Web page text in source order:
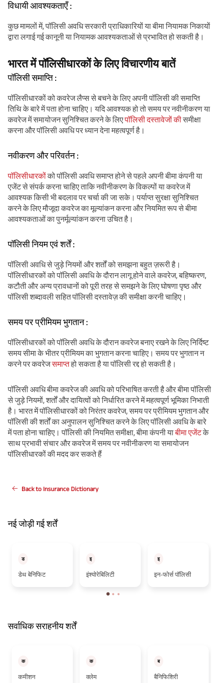
विधायी आवश्यकताएँ :
कुछ मामलों में, पॉलिसी अवधि सरकारी प्राधिकारियों या बीमा नियामक निकायों
द्वारा लगाई गई कानूनी या नियामक आवश्यकताओं से प्रभावित हो सकती है।
भारत में पॉलिसीधारकों के लिए विचारणीय बातें
पॉलिसी समाप्ति :
पॉलिसीधारकों को कवरेज लैप्स से बचने के लिए अपनी पॉलिसी की समाप्ति
तिथि के बारे में पता होना चाहिए। यदि आवश्यक हो तो समय पर नवीनीकरण या
कवरेज में समायोजन सुनिश्चित करने के लिएपॉलिसी दस्तावेजों कीसमीक्षा
करना और पॉलिसी अवधि पर ध्यान देना महत्वपूर्ण है।
नवीकरण और परिवर्तन :
पॉलिसीधारकोंको पॉलिसी अवधि समाप्त होने से पहले अपनी बीमा कंपनी या
एजेंट से संपर्क करना चाहिए ताकि नवीनीकरण के विकल्पों या कवरेज में
आवश्यक किसी भी बदलाव पर चर्चा की जा सके। पर्याप्त सुरक्षा सुनिश्चित
करने के लिए मौजूदा कवरेज का मूल्यांकन करना और नियमित रूप से बीमा
आवश्यकताओं का पुनर्मूल्यांकन करना उचित है।
पॉलिसी नियम एवं शर्तें :
पॉलिसी अवधि से जुड़े नियमों और शर्तों को समझना बहुत ज़रूरी है।
पॉलिसीधारकों को पॉलिसी अवधि के दौरान लागू होने वाले कवरेज, बहिष्करण,
कटौती और अन्य प्रावधानों को पूरी तरह से समझने के लिए घोषणा पृष्ठ और
पॉलिसी शब्दावली सहित पॉलिसी दस्तावेज़ की समीक्षा करनी चाहिए।
समय पर प्रीमियम भुगतान :
पॉलिसीधारकों को पॉलिसी अवधि के दौरान कवरेज बनाए रखने के लिए निर्दिष्ट
समय सीमा के भीतर प्रीमियम का भुगतान करना चाहिए। समय पर भुगतान न
करने पर कवरेजसमाप्तहो सकता है या पॉलिसी रद्द हो सकती है।
पॉलिसी अवधि बीमा कवरेज की अवधि को परिभाषित करती है और बीमा पॉलिसी
से जुड़े नियमों, शर्तों और दायित्वों को निर्धारित करने में महत्वपूर्ण भूमिका निभाती
है। भारत में पॉलिसीधारकों को निरंतर कवरेज, समय पर प्रीमियम भुगतान और
पॉलिसी की शर्तों का अनुपालन सुनिश्चित करने के लिए पॉलिसी अवधि के बारे
में पता होना चाहिए। पॉलिसी की नियमित समीक्षा, बीमा कंपनी याबीमा एजेंटके
साथ प्रभावी संचार और कवरेज में समय पर नवीनीकरण या समायोजन
पॉलिसीधारकों की मदद कर सकते हैं
Back to Insurance Dictionary
नई जोड़ी गई शर्तें
ड
डेथ बेनिफिट
इ
इंश्योरेबिलिटी
इ
इन-फोर्स पॉलिसी
सर्वाधिक सराहनीय शर्तें
क
कमीशन
क
क्लेम
ब
बैनिफिशिरी